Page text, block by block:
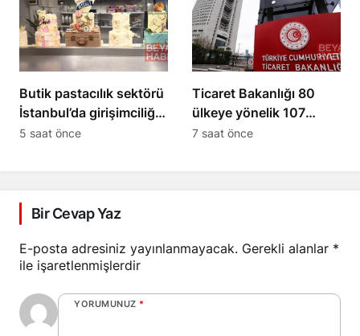
Butik pastacılık sektörü
İstanbul’da girişimciliği
artırıyor
5 saat önce
Ticaret Bakanlığı 80
ülkeye yönelik 107
sektörel pazar
7 saat önce
Bir Cevap Yaz
E-posta adresiniz yayınlanmayacak. Gerekli alanlar *
ile işaretlenmişlerdir
YORUMUNUZ *